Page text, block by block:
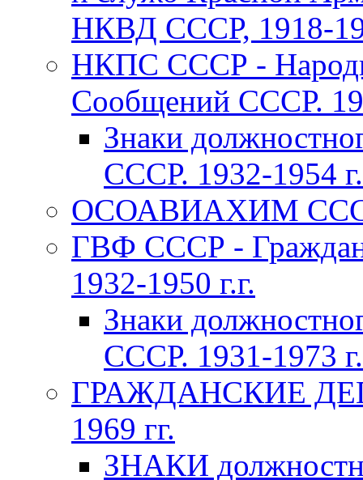
НКВД СССР, 1918-
НКПС СССР -
Сообщений СССР.
Знаки
СССР. 1932-1954
ОСОАВИАХИМ СССР
ГВФ СССР -
1932-1950 г.г.
Знаки
СССР. 1931-1973
ГРАЖДАНСКИЕ
1969 гг.
ЗНАКИ